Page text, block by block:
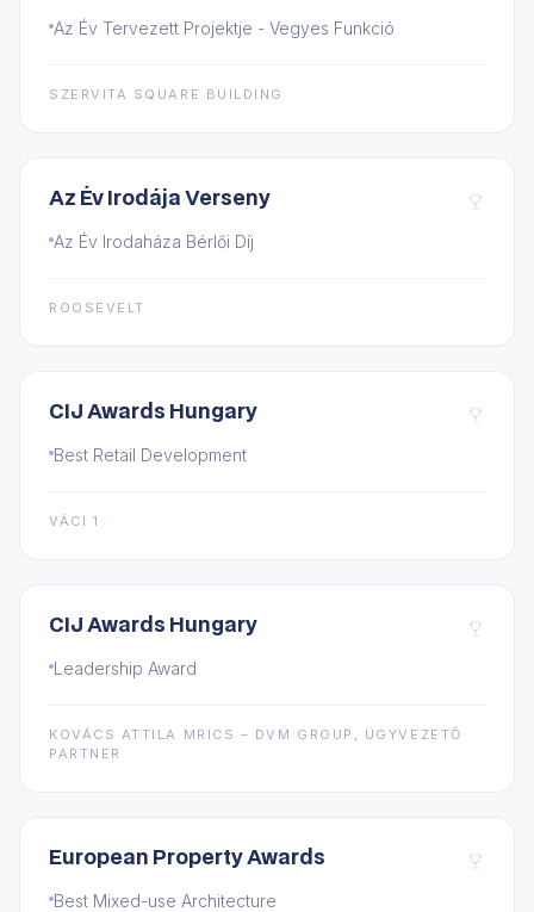
Az Év Tervezett Projektje - Vegyes Funkció
SZERVITA SQUARE BUILDING
Az Év Irodája Verseny
Az Év Irodaháza Bérlői Díj
ROOSEVELT
CIJ Awards Hungary
Best Retail Development
VÁCI 1
CIJ Awards Hungary
Leadership Award
KOVÁCS ATTILA MRICS – DVM GROUP, ÜGYVEZETŐ
PARTNER
European Property Awards
Best Mixed-use Architecture